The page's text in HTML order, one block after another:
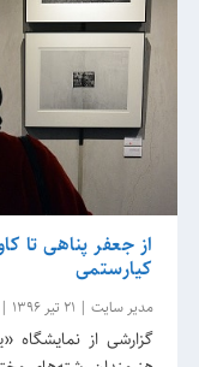
از جعفر پناهی تا
کیارستمی
مدیر سایت | 21 تیر 1396 |
گزارشی از